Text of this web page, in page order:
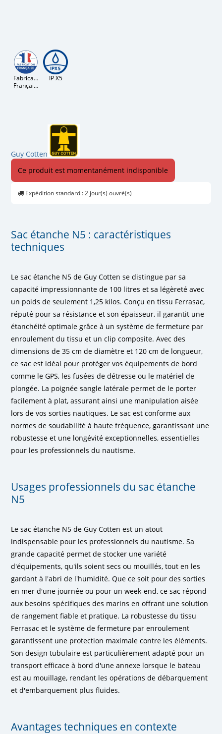
Fabrication
Française
IP X5
Guy Cotten
Ce produit est momentanément indisponible
Expédition standard : 2 jour(s) ouvré(s)
Sac étanche N5 : caractéristiques
techniques
Le sac étanche N5 de Guy Cotten se distingue par sa
capacité impressionnante de 100 litres et sa légèreté avec
un poids de seulement 1,25 kilos. Conçu en tissu Ferrasac,
réputé pour sa résistance et son épaisseur, il garantit une
étanchéité optimale grâce à un système de fermeture par
enroulement du tissu et un clip composite. Avec des
dimensions de 35 cm de diamètre et 120 cm de longueur,
ce sac est idéal pour protéger vos équipements de bord
comme le GPS, les fusées de détresse ou le matériel de
plongée. La poignée sangle latérale permet de le porter
facilement à plat, assurant ainsi une manipulation aisée
lors de vos sorties nautiques. Le sac est conforme aux
normes de soudabilité à haute fréquence, garantissant une
robustesse et une longévité exceptionnelles, essentielles
pour les professionnels du nautisme.
Usages professionnels du sac étanche
N5
Le sac étanche N5 de Guy Cotten est un atout
indispensable pour les professionnels du nautisme. Sa
grande capacité permet de stocker une variété
d'équipements, qu'ils soient secs ou mouillés, tout en les
gardant à l'abri de l'humidité. Que ce soit pour des sorties
en mer d'une journée ou pour un week-end, ce sac répond
aux besoins spécifiques des marins en offrant une solution
de rangement fiable et pratique. La robustesse du tissu
Ferrasac et le système de fermeture par enroulement
garantissent une protection maximale contre les éléments.
Son design tubulaire est particulièrement adapté pour un
transport efficace à bord d'une annexe lorsque le bateau
est au mouillage, rendant les opérations de débarquement
et d'embarquement plus fluides.
Avantages techniques en contexte